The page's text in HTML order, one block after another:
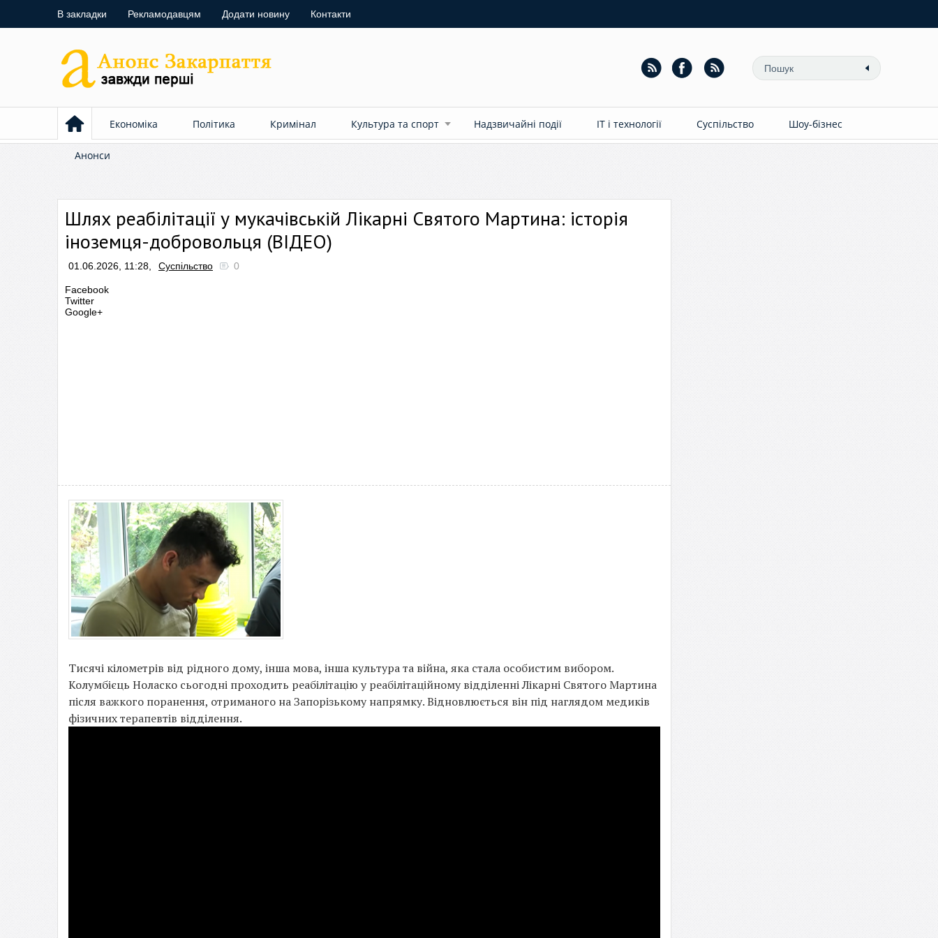
В закладки Рекламодавцям Додати новину Контакти
Економіка Політика Кримінал Культура та спорт Надзвичайні події ІТ і технології Суспільство Шоу-бізнес
Анонси
Шлях реабілітації у мукачівській Лікарні Святого Мартина: історія
іноземця-добровольця (ВІДЕО)
01.06.2026, 11:28, Суспільство 0
Facebook
Twitter
Google+
Тисячі кілометрів від рідного дому, інша мова, інша культура та війна, яка стала особистим вибором.
Колумбієць Ноласко сьогодні проходить реабілітацію у реабілітаційному відділенні Лікарні Святого Мартина
після важкого поранення, отриманого на Запорізькому напрямку. Відновлюється він під наглядом медиків
фізичних терапевтів відділення.